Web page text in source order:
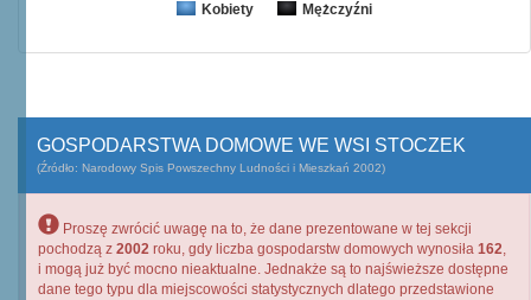
Kobiety Mężczyźni
GOSPODARSTWA DOMOWE WE WSI STOCZEK
(Źródło: Narodowy Spis Powszechny Ludności i Mieszkań 2002)
Proszę zwrócić uwagę na to, że dane prezentowane w tej sekcji
pochodzą z 2002 roku, gdy liczba gospodarstw domowych wynosiła 162,
i mogą już być mocno nieaktualne. Jednakże są to najświeższe dostępne
dane tego typu dla miejscowości statystycznych dlatego przedstawione